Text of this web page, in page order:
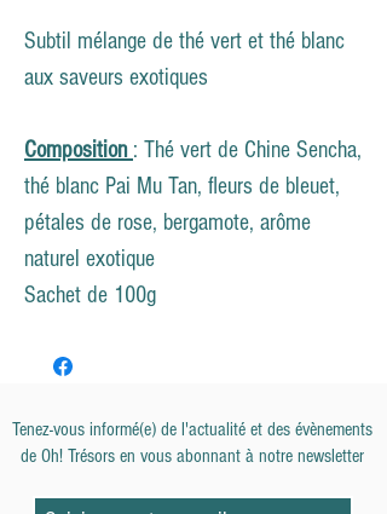
Subtil mélange de thé vert et thé blanc
aux saveurs exotiques
Composition : Thé vert de Chine Sencha,
thé blanc Pai Mu Tan, fleurs de bleuet,
pétales de rose, bergamote, arôme
naturel exotique
Sachet de 100g
Tenez-vous informé(e) de l'actualité et des évènements
de Oh! Trésors en vous abonnant à notre newsletter